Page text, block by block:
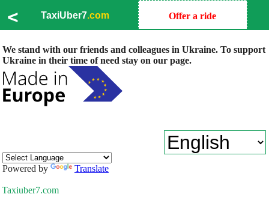
< TaxiUber7.com Offer a ride
We stand with our friends and colleagues in Ukraine. To support
Ukraine in their time of need stay on our page.
Powered by Translate
Taxiuber7.com